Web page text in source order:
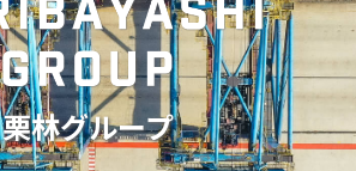
栗林グループ